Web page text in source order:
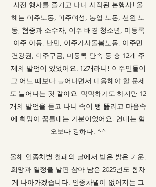
사전 행사를 즐기고 나니 시작된 본행사! 올
해는 이주노동, 이주여성, 농업 노동, 선원 노
동, 혐중과 소수자, 이주 배경 청소년, 미등록
이주 아동, 난민, 이주가사돌봄노동, 이주민
건강권, 이주구금, 미등록 단속 등 총 12개 주
제의 발언이 있었어요. 12개라니! 이주민들이
그 어느 때보다 늘어나면서 대응해야 할 문제
도 늘어나는 것 같아요. 막막하기도 하지만 12
개의 발언을 듣고 나니 속이 뻥 뚫리고 마음속
에 희망이 꿈틀대는 기분이었어요. 연대는 혐
오보다 강하다. ^^
올해 인종차별 철폐의 날에서 받은 밝은 기운,
희망과 열정을 발판 삼아 남은 2025년도 힘차
게 나아가겠습니다. 인종차별이 없어지는 그